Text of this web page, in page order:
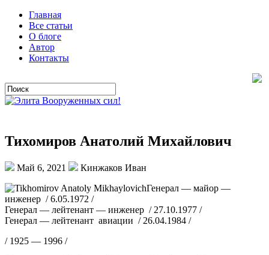
Главная
Все статьи
О блоге
Автор
Контакты
Тихомиров Анатолий Михайлович
Май 6, 2021
Кинжаков Иван
Генерал — майор —
инженер / 6.05.1972 /
Генерал — лейтенант — инженер / 27.10.1977 /
Генерал — лейтенант авиации / 26.04.1984 /
/ 1925 — 1996 /